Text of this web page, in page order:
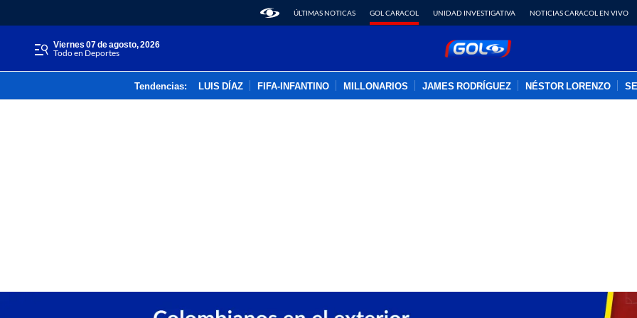
ÚLTIMAS NOTICAS GOL CARACOL UNIDAD INVESTIGATIVA NOTICIAS CARACOL EN VIVO
viernes 07 de agosto, 2026
Todo en Deportes
Tendencias: LUIS DÍAZ FIFA-INFANTINO MILLONARIOS JAMES RODRÍGUEZ NÉSTOR LORENZO